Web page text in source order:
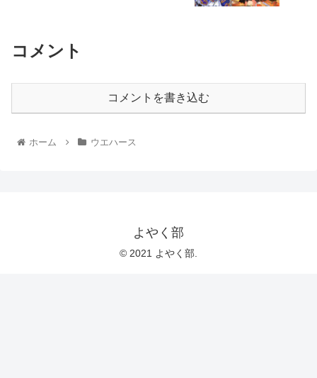
コメント
コメントを書き込む
ホーム ウエハース
よやく部
© 2021 よやく部.